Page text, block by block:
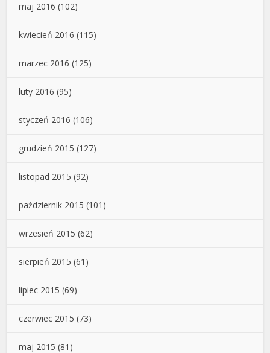
maj 2016 (102)
kwiecień 2016 (115)
marzec 2016 (125)
luty 2016 (95)
styczeń 2016 (106)
grudzień 2015 (127)
listopad 2015 (92)
październik 2015 (101)
wrzesień 2015 (62)
sierpień 2015 (61)
lipiec 2015 (69)
czerwiec 2015 (73)
maj 2015 (81)